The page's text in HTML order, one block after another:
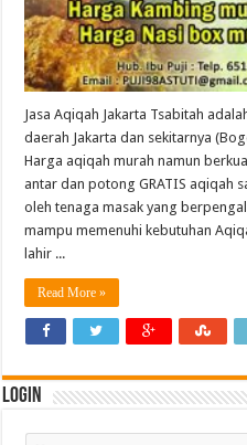
Jasa Aqiqah Jakarta Tsabitah
daerah Jakarta dan sekitarnya
Harga aqiqah murah namun
antar dan potong GRATIS aqiqah
oleh tenaga masak yang
mampu memenuhi kebutuhan
lahir ...
Read More »
Login